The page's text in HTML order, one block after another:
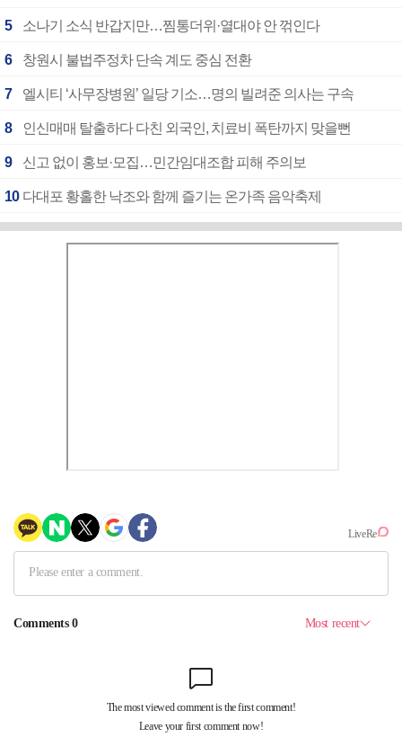
5 소나기 소식 반갑지만…찜통더위·열대야 안 꺾인다
6 창원시 불법주정차 단속 계도 중심 전환
7 엘시티 ‘사무장병원’ 일당 기소…명의 빌려준 의사는 구속
8 인신매매 탈출하다 다친 외국인, 치료비 폭탄까지 맞을뻔
9 신고 없이 홍보·모집…민간임대조합 피해 주의보
10 다대포 황홀한 낙조와 함께 즐기는 온가족 음악축제